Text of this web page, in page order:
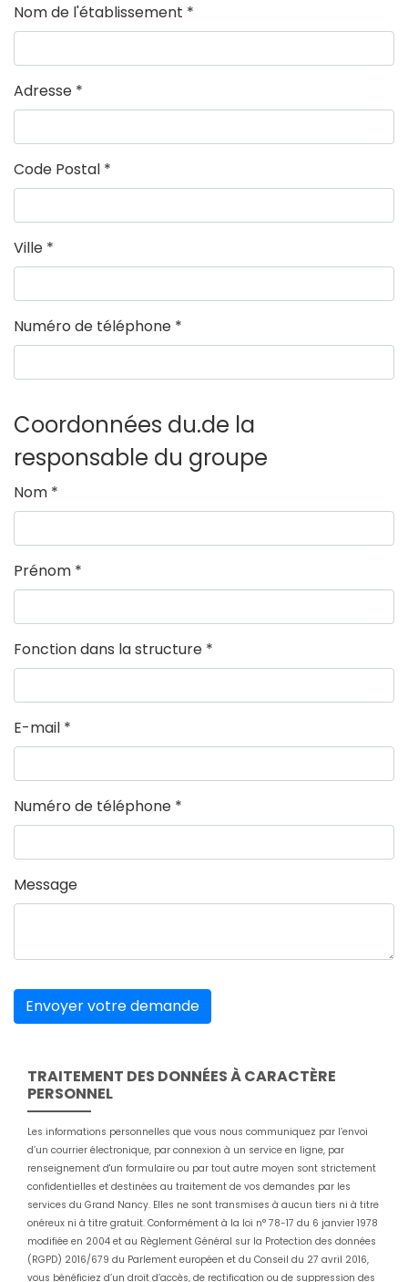
Nom de l'établissement *
Adresse *
Code Postal *
Ville *
Numéro de téléphone *
Coordonnées du.de la
responsable du groupe
Nom *
Prénom *
Fonction dans la structure *
E-mail *
Numéro de téléphone *
Message
Envoyer votre demande
TRAITEMENT DES DONNÉES À CARACTÈRE
PERSONNEL
Les informations personnelles que vous nous communiquez par l’envoi
d’un courrier électronique, par connexion à un service en ligne, par
renseignement d'un formulaire ou par tout autre moyen sont strictement
confidentielles et destinées au traitement de vos demandes par les
services du Grand Nancy. Elles ne sont transmises à aucun tiers ni à titre
onéreux ni à titre gratuit. Conformément à la loi n° 78-17 du 6 janvier 1978
modifiée en 2004 et au Règlement Général sur la Protection des données
(RGPD) 2016/679 du Parlement européen et du Conseil du 27 avril 2016,
vous bénéficiez d’un droit d’accès, de rectification ou de suppression des